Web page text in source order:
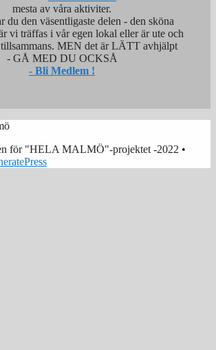
mesta av våra aktiviter.
du den väsentligaste delen - den sköna
vi träffas i vår egen lokal eller är ute och
MEN det är LÄTT avhjälpt
- GÅ MED DU OCKSÅ
- Bli Medlem !
för "HELA MALMÖ"-projektet -2022 •